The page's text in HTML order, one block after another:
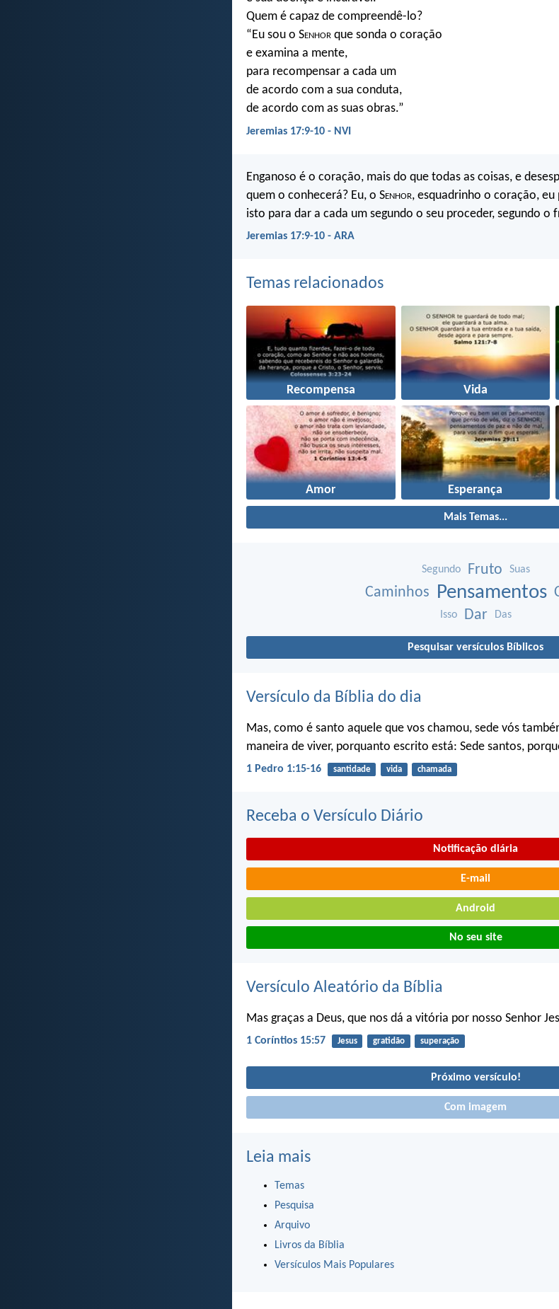
Quem é capaz de compreendê-lo?
“Eu sou o Senhor que sonda o coração
e examina a mente,
para recompensar a cada um
de acordo com a sua conduta,
de acordo com as suas obras.”
Jeremias 17:9-10 - NVI
Enganoso é o coração, mais do que todas as coisas, e
quem o conhecerá? Eu, o Senhor, esquadrinho o coração,
isto para dar a cada um segundo o seu proceder, segundo o
Jeremias 17:9-10 - ARA
Temas relacionados
Recompensa Vida
Amor Esperança
Mais Temas...
Segundo Fruto Suas
Caminhos Pensamentos
Isso Dar Das
Pesquisar versículos Bíblicos
Versículo da Bíblia do dia
Mas, como é santo aquele que vos chamou, sede vós
maneira de viver, porquanto escrito está: Sede santos,
1 Pedro 1:15-16 santidade vida chamada
Receba o Versículo Diário
Notificação diária
E-mail
Android
No seu site
Versículo Aleatório da Bíblia
Mas graças a Deus, que nos dá a vitória por nosso Senhor
1 Coríntios 15:57 Jesus gratidão superação
Próximo versículo!
Com imagem
Leia mais
Temas
Pesquisa
Arquivo
Livros da Bíblia
Versículos Mais Populares